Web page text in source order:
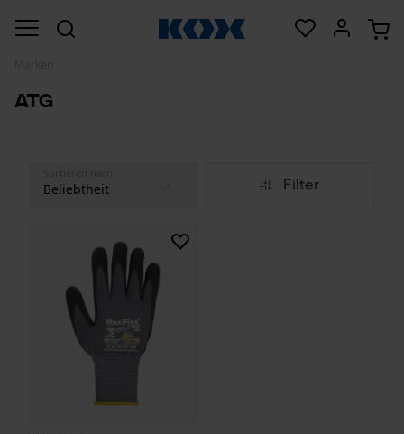
ATG
Filter